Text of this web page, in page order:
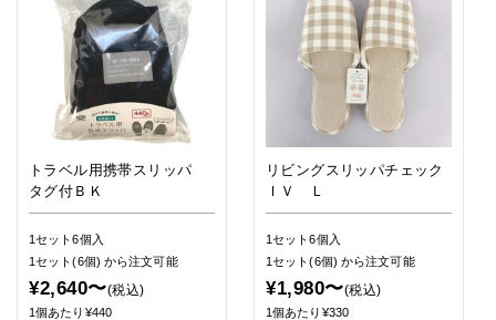
トラベル用携帯スリッパ
タグ付ＢＫ
1セット6個入
1セット(6個) から注文可能
¥2,640〜(税込)
1個あたり¥440
リビングスリッパチェック
ＩＶ Ｌ
1セット6個入
1セット(6個) から注文可能
¥1,980〜(税込)
1個あたり¥330